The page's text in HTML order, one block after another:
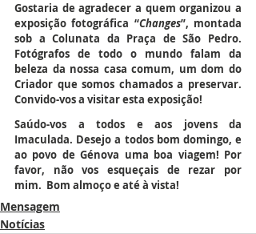
Gostaria de agradecer a quem organizou a
exposição fotográfica “Changes”, montada
sob a Colunata da Praça de São Pedro.
Fotógrafos de todo o mundo falam da
beleza da nossa casa comum, um dom do
Criador que somos chamados a preservar.
Convido-vos a visitar esta exposição!
Saúdo-vos a todos e aos jovens da
Imaculada. Desejo a todos bom domingo, e
ao povo de Génova uma boa viagem! Por
favor, não vos esqueçais de rezar por
mim.  Bom almoço e até à vista!
Mensagem
Notícias